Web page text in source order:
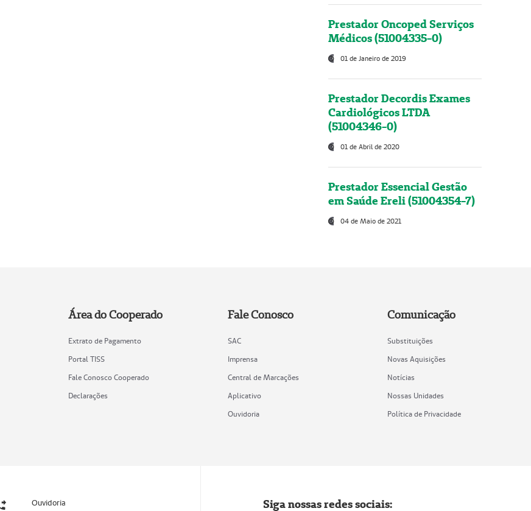
Prestador Oncoped Serviços
Médicos (51004335-0)
01 de Janeiro de 2019
Prestador Decordis Exames
Cardiológicos LTDA
(51004346-0)
01 de Abril de 2020
Prestador Essencial Gestão
em Saúde Ereli (51004354-7)
04 de Maio de 2021
Área do Cooperado
Extrato de Pagamento
Portal TISS
Fale Conosco Cooperado
Declarações
Fale Conosco
SAC
Imprensa
Central de Marcações
Aplicativo
Ouvidoria
Comunicação
Substituições
Novas Aquisições
Notícias
Nossas Unidades
Política de Privacidade
Ouvidoria Siga nossas redes sociais: